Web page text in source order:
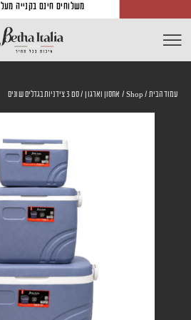
משלוחים חינם בקנייה מעל ₪299
עמוד הבית/
Shop
/ אחסון וארגון/ סט 3 צידניות בגדלים שונים